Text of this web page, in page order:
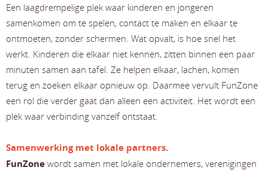
Een laagdrempelige plek waar kinderen en jongeren
samenkomen om te spelen, contact te maken en elkaar te
ontmoeten, zonder schermen. Wat opvalt, is hoe snel het
werkt. Kinderen die elkaar niet kennen, zitten binnen een paar
minuten samen aan tafel. Ze helpen elkaar, lachen, komen
terug en zoeken elkaar opnieuw op. Daarmee vervult FunZone
een rol die verder gaat dan alleen een activiteit. Het wordt een
plek waar verbinding vanzelf ontstaat.
Samenwerking met lokale partners.
FunZone wordt samen met lokale ondernemers, verenigingen